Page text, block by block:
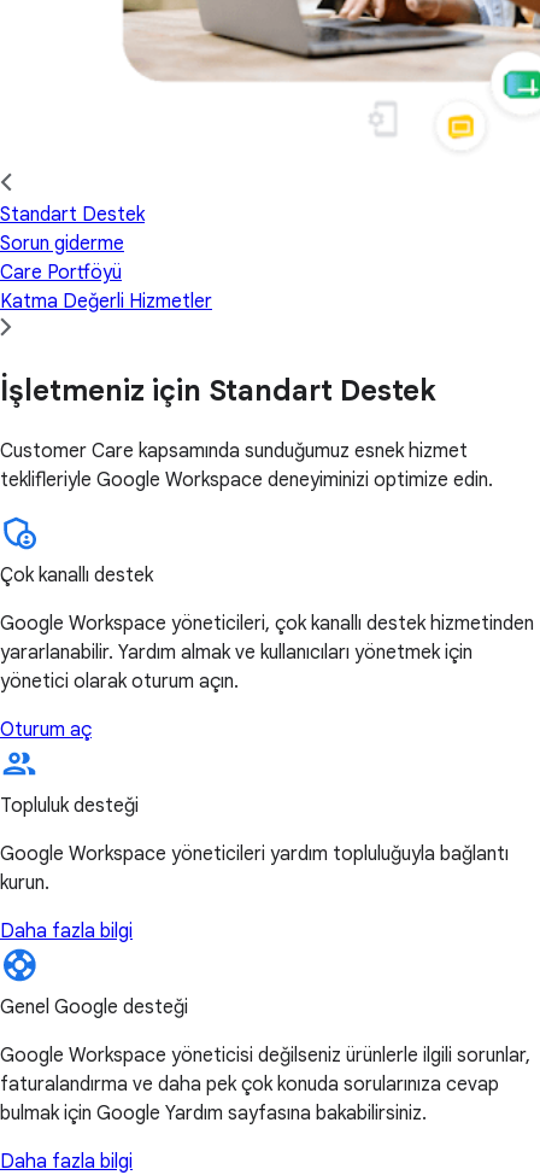
Standart Destek
Sorun giderme
Care Portföyü
Katma Değerli Hizmetler
İşletmeniz için Standart Destek
Customer Care kapsamında sunduğumuz esnek hizmet
teklifleriyle Google Workspace deneyiminizi optimize edin.
Çok kanallı destek
Google Workspace yöneticileri, çok kanallı destek hizmetinden
yararlanabilir. Yardım almak ve kullanıcıları yönetmek için
yönetici olarak oturum açın.
Oturum aç
Topluluk desteği
Google Workspace yöneticileri yardım topluluğuyla bağlantı
kurun.
Daha fazla bilgi
Genel Google desteği
Google Workspace yöneticisi değilseniz ürünlerle ilgili sorunlar,
faturalandırma ve daha pek çok konuda sorularınıza cevap
bulmak için Google Yardım sayfasına bakabilirsiniz.
Daha fazla bilgi